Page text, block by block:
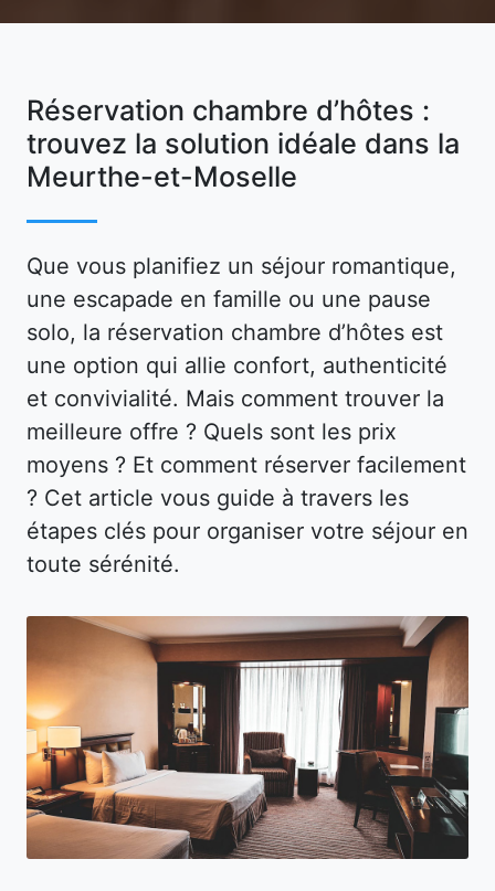
Réservation chambre d’hôtes :
trouvez la solution idéale dans la
Meurthe-et-Moselle
Que vous planifiez un séjour romantique,
une escapade en famille ou une pause
solo, la réservation chambre d’hôtes est
une option qui allie confort, authenticité
et convivialité. Mais comment trouver la
meilleure offre ? Quels sont les prix
moyens ? Et comment réserver facilement
? Cet article vous guide à travers les
étapes clés pour organiser votre séjour en
toute sérénité.